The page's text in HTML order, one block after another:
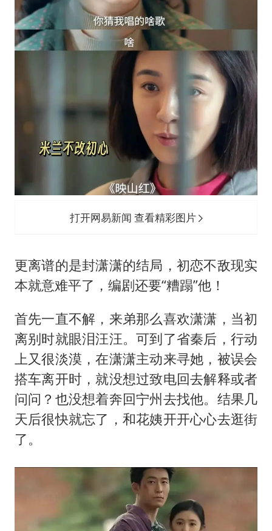
打开网易新闻 查看精彩图片
更离谱的是封潇潇的结局，初恋不敌现实
本就意难平了，编剧还要“糟蹋”他！
首先一直不解，来弟那么喜欢潇潇，当初
离别时就眼泪汪汪。可到了省秦后，行动
上又很淡漠，在潇潇主动来寻她，被误会
搭车离开时，就没想过致电回去解释或者
问问？也没想着奔回宁州去找他。结果几
天后很快就忘了，和花姨开开心心去逛街
了。